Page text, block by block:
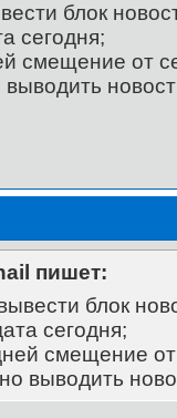
блок
сегодня;
смещение от
пишет:
блок
сегодня;
смещение от
выводить